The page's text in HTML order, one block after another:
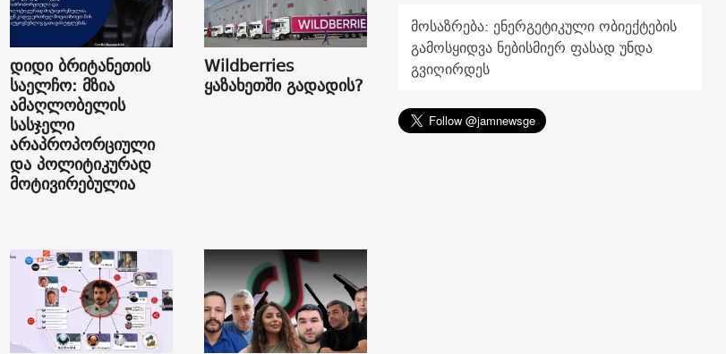
დიდი ბრიტანეთის
საელჩო: მზია
ამაღლობელის
სასჯელი
არაპროპორციული
და პოლიტიკურად
მოტივირებულია
Wildberries
ყაზახეთში გადადის?
მოსაზრება: ენერგეტიკული ობიექტების
გამოსყიდვა ნებისმიერ ფასად უნდა
გვიღირდეს